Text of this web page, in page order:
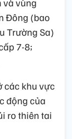
Đông (bao
Trường Sa)
7-8;
các khu vực
động của
ro thiên tai